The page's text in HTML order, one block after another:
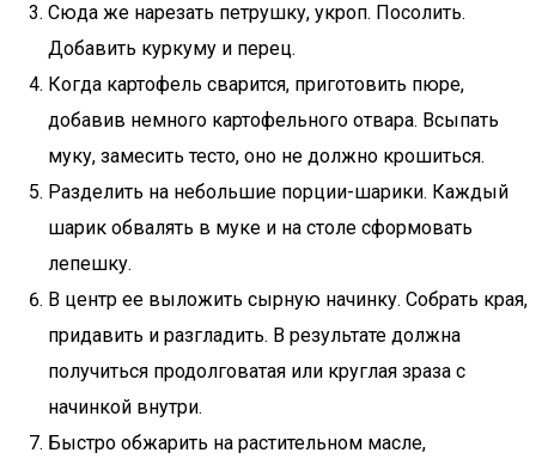
Сюда же нарезать петрушку, укроп. Посолить.
Добавить куркуму и перец.
Когда картофель сварится, приготовить пюре,
добавив немного картофельного отвара. Всыпать
муку, замесить тесто, оно не должно крошиться.
Разделить на небольшие порции-шарики. Каждый
шарик обвалять в муке и на столе сформовать
лепешку.
В центр ее выложить сырную начинку. Собрать края,
придавить и разгладить. В результате должна
получиться продолговатая или круглая зраза с
начинкой внутри.
Быстро обжарить на растительном масле,